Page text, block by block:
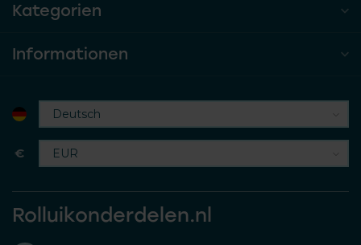
Kategorien
Informationen
€
Rolluikonderdelen.nl